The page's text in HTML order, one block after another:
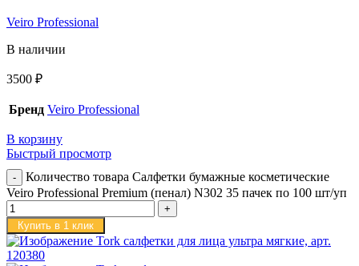
Veiro Professional
В наличии
3500 ₽
Бренд Veiro Professional
В корзину
Быстрый просмотр
Количество товара Салфетки бумажные косметические
Veiro Professional Premium (пенал) N302 35 пачек по 100 шт/уп
Купить в 1 клик